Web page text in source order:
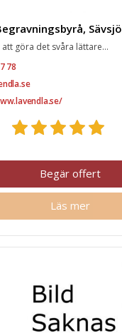
Sävsjö
göra det svåra lättare...
78
Begär offert
Läs mer